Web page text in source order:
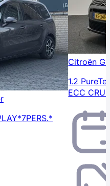
Citroën
1.2
ECC